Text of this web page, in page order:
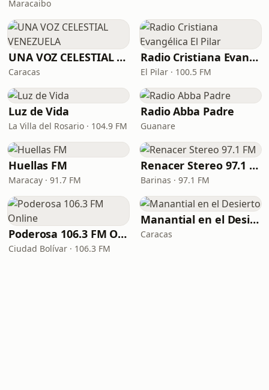
Maracaibo
UNA VOZ CELESTIAL VENEZUELA
Caracas
Radio Cristiana Evangélica El Pilar
El Pilar · 100.5 FM
Luz de Vida
La Villa del Rosario · 104.9 FM
Radio Abba Padre
Guanare
Huellas FM
Maracay · 91.7 FM
Renacer Stereo 97.1 FM
Barinas · 97.1 FM
Poderosa 106.3 FM Online
Ciudad Bolívar · 106.3 FM
Manantial en el Desierto
Caracas